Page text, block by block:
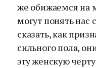
же обижаемся на
могут понять нас
сказать, как
сильного пола,
эту женскую